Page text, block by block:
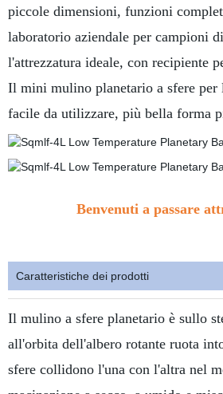
piccole dimensioni, funzioni
laboratorio aziendale per campioni
l'attrezzatura ideale, con recipiente
Il mini mulino planetario a sfere
facile da utilizzare, più bella forma
Benvenuti a passare
Caratteristiche dei prodotti
Il mulino a sfere planetario è sullo
all'orbita dell'albero rotante ruota
sfere collidono l'una con l'altra nel